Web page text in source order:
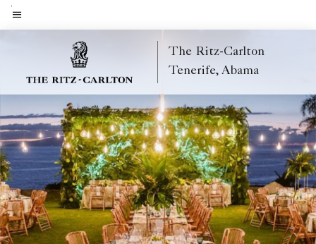
Skip
toTexto del menú
The Ritz-Carlton
Tenerife, Abama